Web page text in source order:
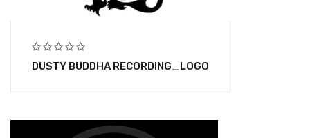
DUSTY BUDDHA RECORDING_LOGO